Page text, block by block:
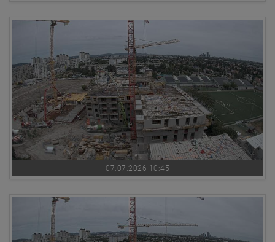
07.07.2026 10:45